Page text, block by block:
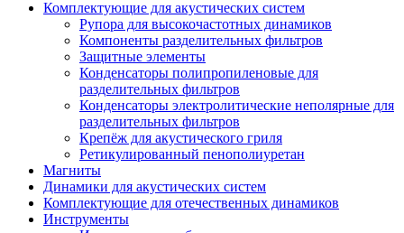
Комплектующие для акустических систем
Рупора для высокочастотных динамиков
Компоненты разделительных фильтров
Защитные элементы
Конденсаторы полипропиленовые для
разделительных фильтров
Конденсаторы электролитические неполярные для
разделительных фильтров
Крепёж для акустического гриля
Ретикулированный пенополиуретан
Магниты
Динамики для акустических систем
Комплектующие для отечественных динамиков
Инструменты